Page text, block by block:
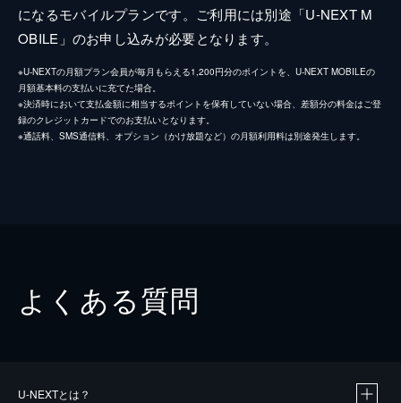
になるモバイルプランです。ご利用には別途「U-NEXT M
OBILE」のお申し込みが必要となります。
※U-NEXTの月額プラン会員が毎月もらえる1,200円分のポイントを、U-NEXT MOBILEの
月額基本料の支払いに充てた場合。
※決済時において支払金額に相当するポイントを保有していない場合、差額分の料金はご登
録のクレジットカードでのお支払いとなります。
※通話料、SMS通信料、オプション（かけ放題など）の月額利用料は別途発生します。
よくある質問
U-NEXTとは？